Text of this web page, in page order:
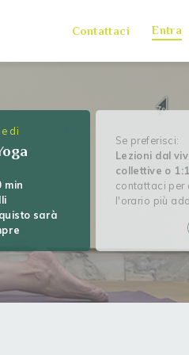
Contattaci Entra
di
min
sarà
Se preferisci:
Lezioni dal
collettive o 1:1
contattaci per
l'orario più